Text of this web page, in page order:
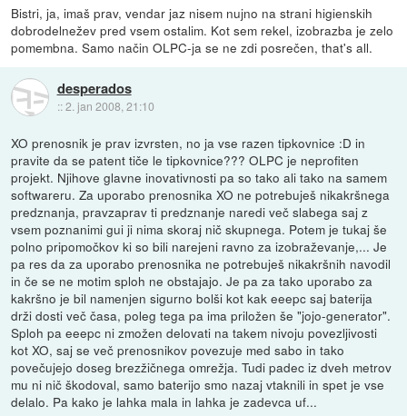
Bistri, ja, imaš prav, vendar jaz nisem nujno na strani higienskih
dobrodelnežev pred vsem ostalim. Kot sem rekel, izobrazba je zelo
pomembna. Samo način OLPC-ja se ne zdi posrečen, that's all.
desperados
::2. jan 2008, 21:10
XO prenosnik je prav izvrsten, no ja vse razen tipkovnice :D in
pravite da se patent tiče le tipkovnice??? OLPC je neprofiten
projekt. Njihove glavne inovativnosti pa so tako ali tako na samem
softwareru. Za uporabo prenosnika XO ne potrebuješ nikakršnega
predznanja, pravzaprav ti predznanje naredi več slabega saj z
vsem poznanimi gui ji nima skoraj nič skupnega. Potem je tukaj še
polno pripomočkov ki so bili narejeni ravno za izobraževanje,... Je
pa res da za uporabo prenosnika ne potrebuješ nikakršnih navodil
in če se ne motim sploh ne obstajajo. Je pa za tako uporabo za
kakršno je bil namenjen sigurno bolši kot kak eeepc saj baterija
drži dosti več časa, poleg tega pa ima priložen še "jojo-generator".
Sploh pa eeepc ni zmožen delovati na takem nivoju povezljivosti
kot XO, saj se več prenosnikov povezuje med sabo in tako
povečujejo doseg brezžičnega omrežja. Tudi padec iz dveh metrov
mu ni nič škodoval, samo baterijo smo nazaj vtaknili in spet je vse
delalo. Pa kako je lahka mala in lahka je zadevca uf...